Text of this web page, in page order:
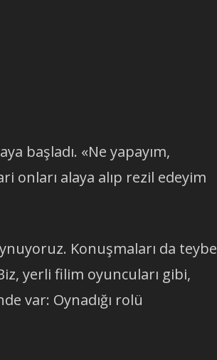
başladı. «Ne yapayım,
onları alaya alıp rezil edeyim
Konuşmaları da teybe
yerli filim oyuncuları gibi,
var: Oynadığı rolü